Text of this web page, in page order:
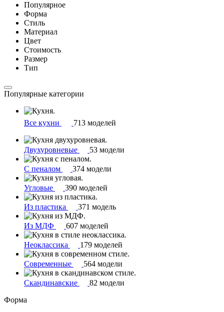
Популярное
Форма
Стиль
Материал
Цвет
Стоимость
Размер
Тип
Популярные категории
Все кухни 713 моделей
Двухуровневые 53 модели
С пеналом 374 модели
Угловые 390 моделей
Из пластика 371 модель
Из МДФ 607 моделей
Неоклассика 179 моделей
Современные 564 модели
Скандинавские
82 модели
Форма